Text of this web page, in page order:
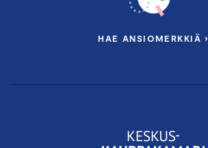
HAE ANSIOMERKKIÄ ›